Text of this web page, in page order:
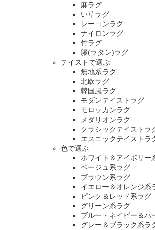
麻ラグ
い草ラグ
レーヨンラグ
ナイロンラグ
竹ラグ
籐(ラタン)ラグ
テイストで選ぶ
無地系ラグ
北欧ラグ
韓国風ラグ
モダンテイストラグ
モロッカンラグ
メダリオンラグ
クラシックテイストラ
エスニックテイストラ
色で選ぶ
ホワイト＆アイボリー
ベージュ系ラグ
ブラウン系ラグ
イエロー＆オレンジ系
ピンク＆レッド系ラグ
グリーン系ラグ
ブルー・ネイビー＆パ
グレー＆ブラック系ラ